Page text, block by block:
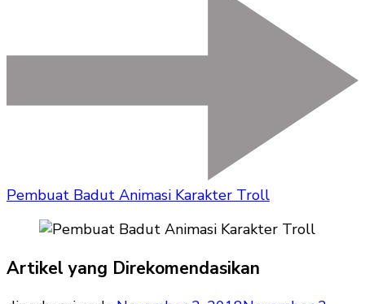
Pembuat Badut Animasi Karakter Troll
Artikel yang Direkomendasikan